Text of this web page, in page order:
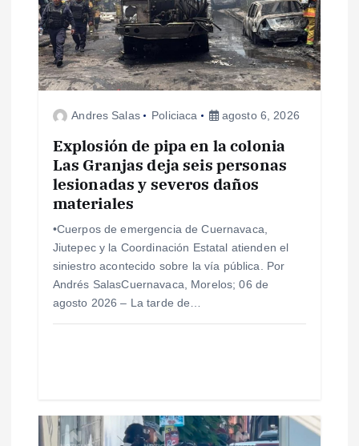
ó
n
d
a
Andres Salas Policiaca agosto 6, 2026
Explosión de pipa en la colonia
Las Granjas deja seis personas
lesionadas y severos daños
materiales
•Cuerpos de emergencia de Cuernavaca,
Jiutepec y la Coordinación Estatal atienden el
siniestro acontecido sobre la vía pública. Por
Andrés SalasCuernavaca, Morelos; 06 de
agosto 2026 – La tarde de…